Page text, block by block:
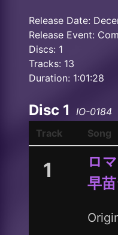
Release Date:
Release Event:
Discs: 1
Tracks: 13
Duration: 1:01:28
Disc 1
IO-0184
Track
Song
1
ロ
早